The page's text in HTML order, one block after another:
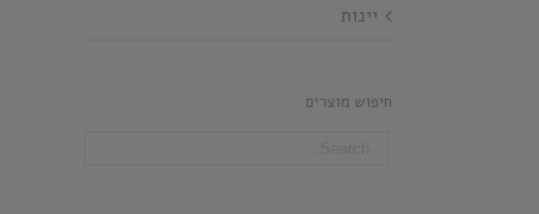
יינות
חיפוש מוצרים